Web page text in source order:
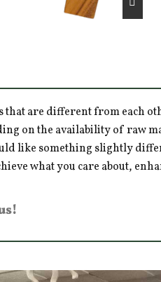
are different from each
on the availability of raw
like something slightly
what you care about,